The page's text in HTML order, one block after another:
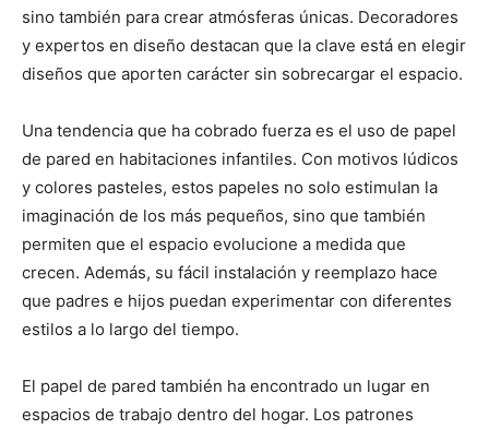
sino también para crear atmósferas únicas. Decoradores
y expertos en diseño destacan que la clave está en elegir
diseños que aporten carácter sin sobrecargar el espacio.
Una tendencia que ha cobrado fuerza es el uso de papel
de pared en habitaciones infantiles. Con motivos lúdicos
y colores pasteles, estos papeles no solo estimulan la
imaginación de los más pequeños, sino que también
permiten que el espacio evolucione a medida que
crecen. Además, su fácil instalación y reemplazo hace
que padres e hijos puedan experimentar con diferentes
estilos a lo largo del tiempo.
El papel de pared también ha encontrado un lugar en
espacios de trabajo dentro del hogar. Los patrones